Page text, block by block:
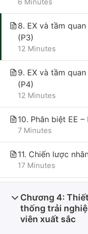
6 Minutes
8. EX và tầm
(P3)
12 Minutes
9. EX và tầm
(P4)
12 Minutes
10. Phân biệt EE –
7 Minutes
11. Chiến lược
17 Minutes
Chương 4:
thống trải
viên xuất sắc
Điện thoại:
Email:
VỀ CÔNG TY
Giới thiệu
Liên hệ
Thư viện
Nhận tài liệu miễn phí
Cộng đồng 101QTNS